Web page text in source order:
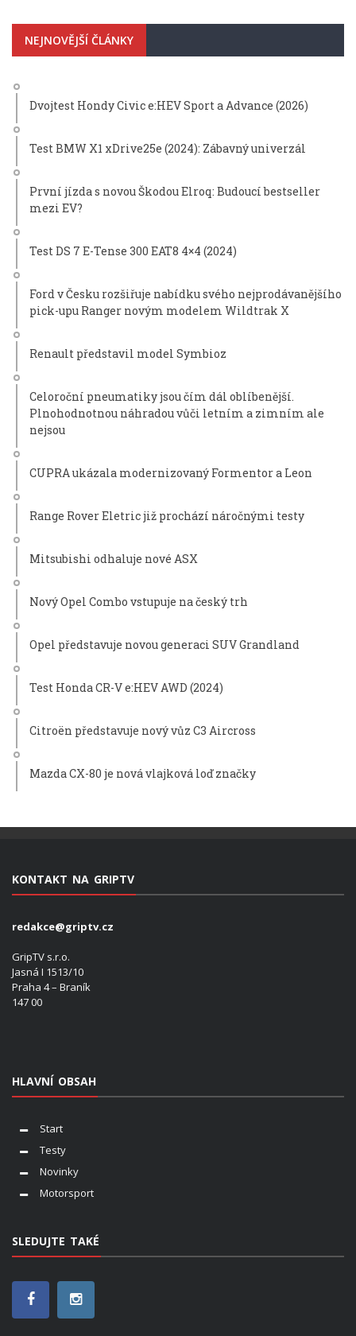
NEJNOVĚJŠÍ ČLÁNKY
Dvojtest Hondy Civic e:HEV Sport a Advance (2026)
Test BMW X1 xDrive25e (2024): Zábavný univerzál
První jízda s novou Škodou Elroq: Budoucí bestseller
mezi EV?
Test DS 7 E-Tense 300 EAT8 4×4 (2024)
Ford v Česku rozšiřuje nabídku svého nejprodávanějšího
pick-upu Ranger novým modelem Wildtrak X
Renault představil model Symbioz
Celoroční pneumatiky jsou čím dál oblíbenější.
Plnohodnotnou náhradou vůči letním a zimním ale
nejsou
CUPRA ukázala modernizovaný Formentor a Leon
Range Rover Eletric již prochází náročnými testy
Mitsubishi odhaluje nové ASX
Nový Opel Combo vstupuje na český trh
Opel představuje novou generaci SUV Grandland
Test Honda CR-V e:HEV AWD (2024)
Citroën představuje nový vůz C3 Aircross
Mazda CX-80 je nová vlajková loď značky
KONTAKT NA GRIPTV
redakce@griptv.cz
GripTV s.r.o.
Jasná I 1513/10
Praha 4 – Braník
147 00
HLAVNÍ OBSAH
Start
Testy
Novinky
Motorsport
SLEDUJTE TAKÉ